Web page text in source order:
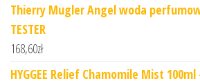
Thierry Mugler Angel woda
TESTER
168,60zł
HYGGEE Relief Chamomile Mist 100ml